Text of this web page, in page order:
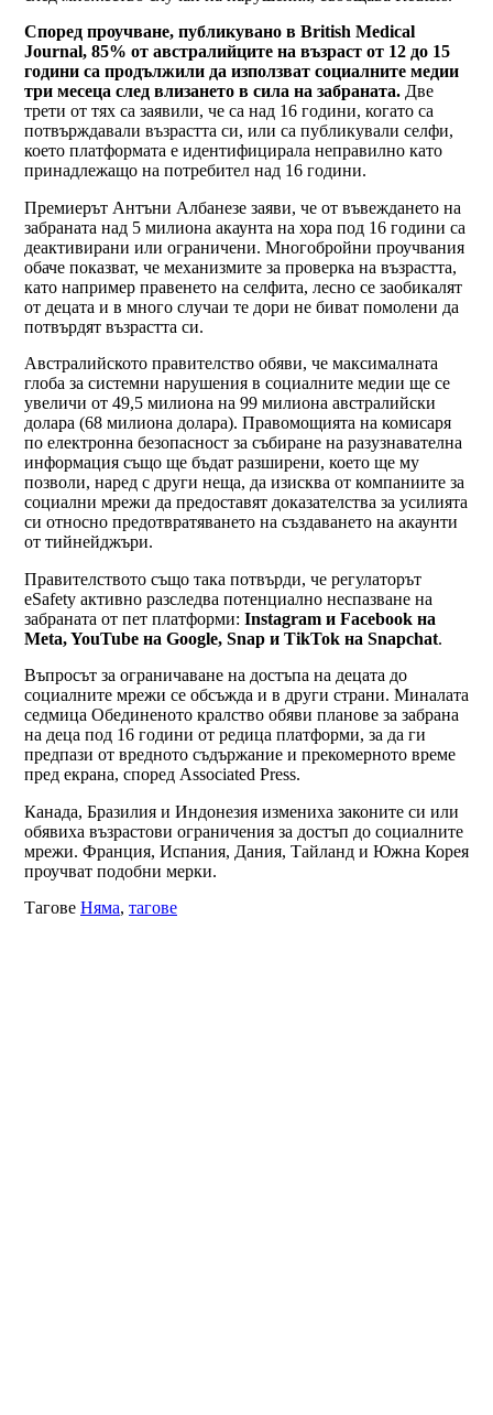
Според проучване, публикувано в British Medical
Journal, 85% от австралийците на възраст от 12 до 15
години са продължили да използват социалните медии
три месеца след влизането в сила на забраната. Две
трети от тях са заявили, че са над 16 години, когато са
потвърждавали възрастта си, или са публикували селфи,
което платформата е идентифицирала неправилно като
принадлежащо на потребител над 16 години.
Премиерът Антъни Албанезе заяви, че от въвеждането на
забраната над 5 милиона акаунта на хора под 16 години са
деактивирани или ограничени. Многобройни проучвания
обаче показват, че механизмите за проверка на възрастта,
като например правенето на селфита, лесно се заобикалят
от децата и в много случаи те дори не биват помолени да
потвърдят възрастта си.
Австралийското правителство обяви, че максималната
глоба за системни нарушения в социалните медии ще се
увеличи от 49,5 милиона на 99 милиона австралийски
долара (68 милиона долара). Правомощията на комисаря
по електронна безопасност за събиране на разузнавателна
информация също ще бъдат разширени, което ще му
позволи, наред с други неща, да изисква от компаниите за
социални мрежи да предоставят доказателства за усилията
си относно предотвратяването на създаването на акаунти
от тийнейджъри.
Правителството също така потвърди, че регулаторът
eSafety активно разследва потенциално неспазване на
забраната от пет платформи: Instagram и Facebook на
Meta, YouTube на Google, Snap и TikTok на Snapchat.
Въпросът за ограничаване на достъпа на децата до
социалните мрежи се обсъжда и в други страни. Миналата
седмица Обединеното кралство обяви планове за забрана
на деца под 16 години от редица платформи, за да ги
предпази от вредното съдържание и прекомерното време
пред екрана, според Associated Press.
Канада, Бразилия и Индонезия измениха законите си или
обявиха възрастови ограничения за достъп до социалните
мрежи. Франция, Испания, Дания, Тайланд и Южна Корея
проучват подобни мерки.
Тагове Няма, тагове